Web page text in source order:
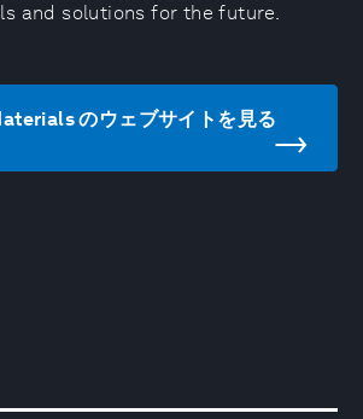
and solutions for the future.
のウェブサイトを見る